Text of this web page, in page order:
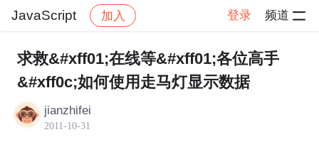
JavaScript 加入 登录 频道
社区 JavaScript 帖子详情
求救&#xff01;在线等&#xff01;各位高手
&#xff0c;如何使用走马灯显示数据
jianzhifei
2011-10-31